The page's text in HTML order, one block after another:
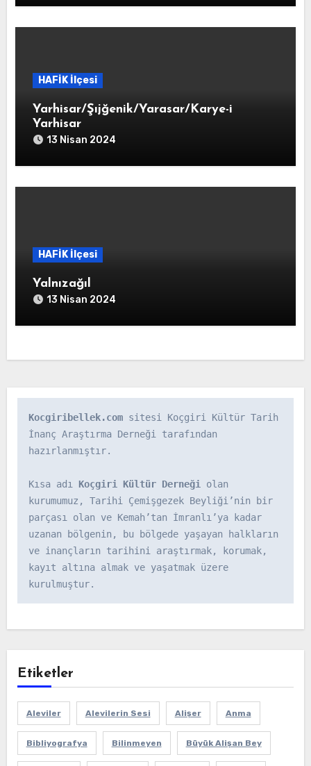
HAFİK İlçesi
Yarhisar/Şıjğenik/Yarasar/Karye-i
Yarhisar
13 Nisan 2024
HAFİK İlçesi
Yalnızağıl
13 Nisan 2024
Kocgiribellek.com sitesi Koçgiri Kültür Tarih
İnanç Araştırma Derneği tarafından
hazırlanmıştır.
Kısa adı Koçgiri Kültür Derneği olan
kurumumuz, Tarihi Çemişgezek Beyliği’nin bir
parçası olan ve Kemah’tan İmranlı’ya kadar
uzanan bölgenin, bu bölgede yaşayan halkların
ve inançların tarihini araştırmak, korumak,
kayıt altına almak ve yaşatmak üzere
kurulmuştur.
Etiketler
Aleviler Alevilerin Sesi Alişer Anma
Bibliyografya Bilinmeyen Büyük Alişan Bey